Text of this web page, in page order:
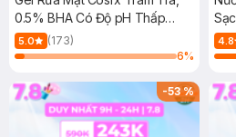
0.5% BHA Có Độ pH Thấp
150ml
5.0
(173)
6%
4.8
-53%